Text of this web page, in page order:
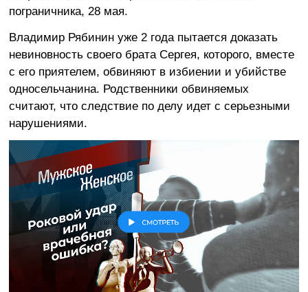
пограничника, 28 мая.
Владимир Рябинин уже 2 года пытается доказать
невиновность своего брата Сергея, которого, вместе
с его приятелем, обвиняют в избиении и убийстве
односельчанина. Родственники обвиняемых
считают, что следствие по делу идет с серьезными
нарушениями.